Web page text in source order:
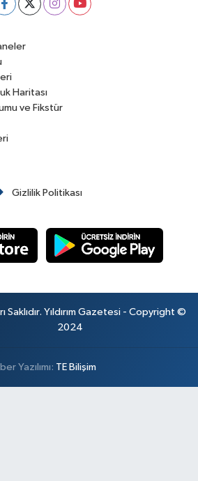
Haritası
ve Fikstür
Gizlilik Politikası
Saklıdır. Yıldırım Gazetesi - Copyright ©
2024
Yazılımı: TE Bilişim